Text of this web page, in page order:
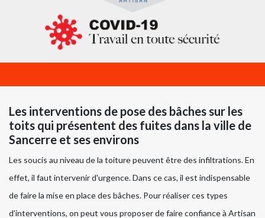
Les interventions de pose des bâches sur les
toits qui présentent des fuites dans la ville de
Sancerre et ses environs
Les soucis au niveau de la toiture peuvent être des infiltrations. En
effet, il faut intervenir d'urgence. Dans ce cas, il est indispensable
de faire la mise en place des bâches. Pour réaliser ces types
d'interventions, on peut vous proposer de faire confiance à Artisan